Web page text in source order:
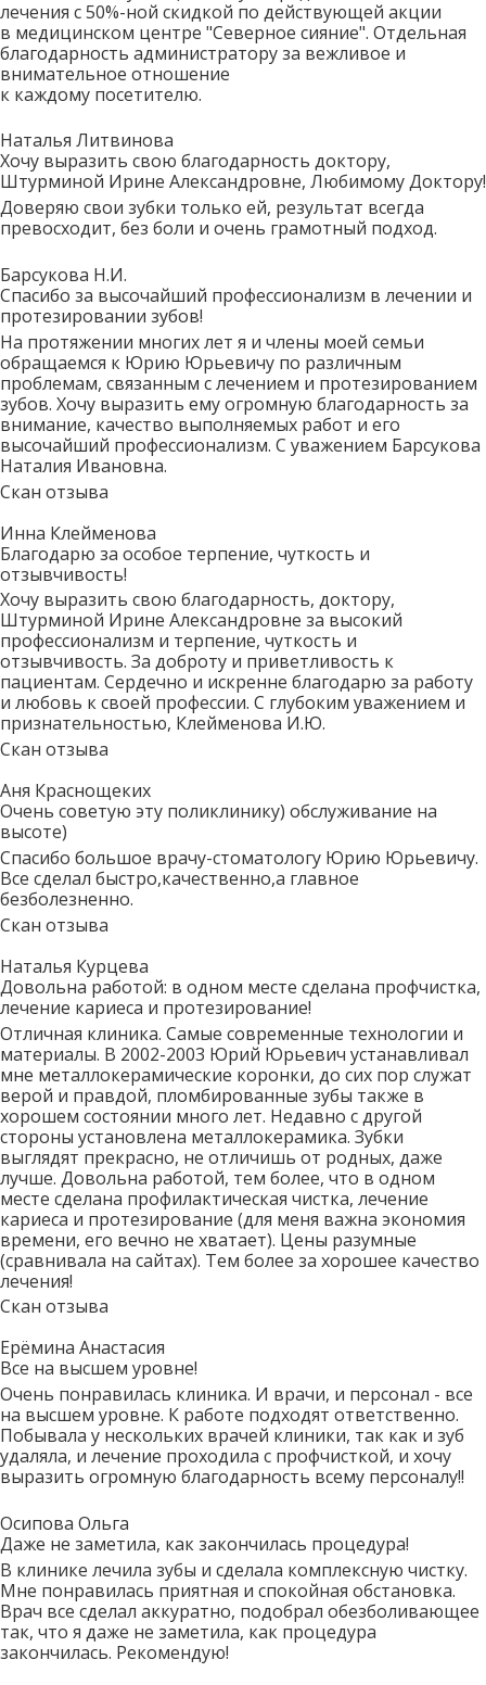
лечения с 50%-ной скидкой по действующей акции
в медицинском центре "Северное сияние". Отдельная
благодарность администратору за вежливое и
внимательное отношение
к каждому посетителю.
Наталья Литвинова
Хочу выразить свою благодарность доктору,
Штурминой Ирине Александровне, Любимому Доктору!
Доверяю свои зубки только ей, результат всегда
превосходит, без боли и очень грамотный подход.
Барсукова Н.И.
Спасибо за высочайший профессионализм в лечении и
протезировании зубов!
На протяжении многих лет я и члены моей семьи
обращаемся к Юрию Юрьевичу по различным
проблемам, связанным с лечением и протезированием
зубов. Хочу выразить ему огромную благодарность за
внимание, качество выполняемых работ и его
высочайший профессионализм. С уважением Барсукова
Наталия Ивановна.
Скан отзыва
Инна Клейменова
Благодарю за особое терпение, чуткость и
отзывчивость!
Хочу выразить свою благодарность, доктору,
Штурминой Ирине Александровне за высокий
профессионализм и терпение, чуткость и
отзывчивость. За доброту и приветливость к
пациентам. Сердечно и искренне благодарю за работу
и любовь к своей профессии. С глубоким уважением и
признательностью, Клейменова И.Ю.
Скан отзыва
Аня Краснощеких
Очень советую эту поликлинику) обслуживание на
высоте)
Спасибо большое врачу-стоматологу Юрию Юрьевичу.
Все сделал быстро,качественно,а главное
безболезненно.
Скан отзыва
Наталья Курцева
Довольна работой: в одном месте сделана профчистка,
лечение кариеса и протезирование!
Отличная клиника. Самые современные технологии и
материалы. В 2002-2003 Юрий Юрьевич устанавливал
мне металлокерамические коронки, до сих пор служат
верой и правдой, пломбированные зубы также в
хорошем состоянии много лет. Недавно с другой
стороны установлена металлокерамика. Зубки
выглядят прекрасно, не отличишь от родных, даже
лучше. Довольна работой, тем более, что в одном
месте сделана профилактическая чистка, лечение
кариеса и протезирование (для меня важна экономия
времени, его вечно не хватает). Цены разумные
(сравнивала на сайтах). Тем более за хорошее качество
лечения!
Скан отзыва
Ерёмина Анастасия
Все на высшем уровне!
Очень понравилась клиника. И врачи, и персонал - все
на высшем уровне. К работе подходят ответственно.
Побывала у нескольких врачей клиники, так как и зуб
удаляла, и лечение проходила с профчисткой, и хочу
выразить огромную благодарность всему персоналу!!
Осипова Ольга
Даже не заметила, как закончилась процедура!
В клинике лечила зубы и сделала комплексную чистку.
Мне понравилась приятная и спокойная обстановка.
Врач все сделал аккуратно, подобрал обезболивающее
так, что я даже не заметила, как процедура
закончилась. Рекомендую!